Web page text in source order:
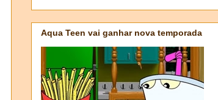
Aqua Teen vai ganhar nova temporada